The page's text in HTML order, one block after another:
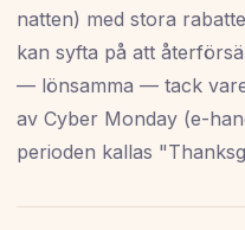
natten) med stora
kan syfta på att
— lönsamma — tack
av Cyber Monday (e-
perioden kallas